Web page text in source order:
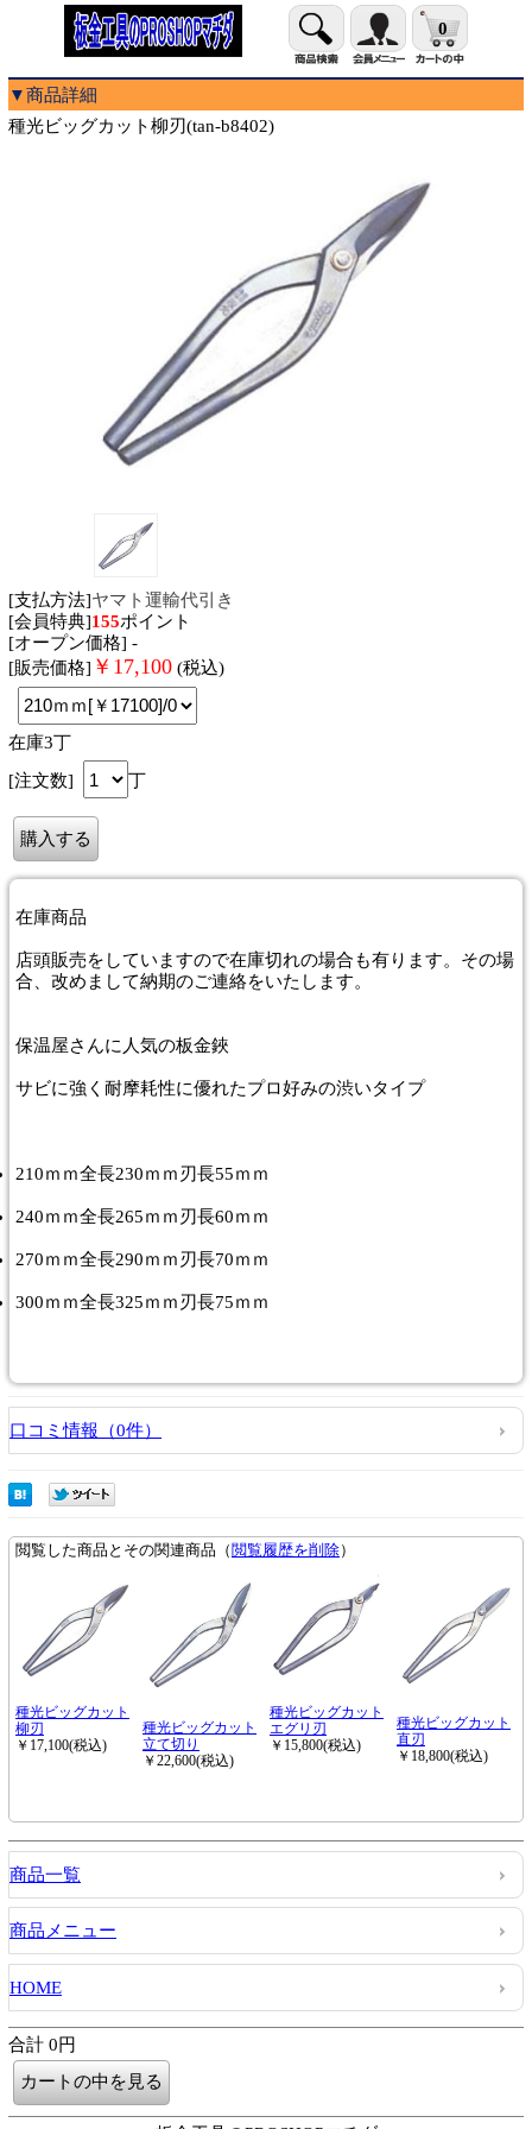
0
▼商品詳細
種光ビッグカット柳刃(tan-b8402)
[支払方法]ヤマト運輸代引き
[会員特典]155ポイント
[オープン価格] -
[販売価格] ￥ 17,100 (税込)
在庫3丁
[注文数]
丁
在庫商品
店頭販売をしていますので在庫切れの場合も有ります。その場
合、改めまして納期のご連絡をいたします。
保温屋さんに人気の板金鋏
サビに強く耐摩耗性に優れたプロ好みの渋いタイプ
210ｍｍ全長230ｍｍ刃長55ｍｍ
240ｍｍ全長265ｍｍ刃長60ｍｍ
270ｍｍ全長290ｍｍ刃長70ｍｍ
300ｍｍ全長325ｍｍ刃長75ｍｍ
口コミ情報（0件）
商品一覧
商品メニュー
HOME
合計 0円